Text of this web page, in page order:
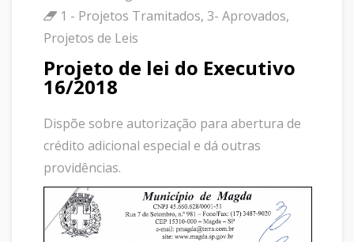
1 - Projetos Tramitados, 3- Aprovados,
Projetos de Leis
Projeto de lei do Executivo
16/2018
Dispõe sobre autorização para abertura de
crédito adicional especial e dá outras
providências.